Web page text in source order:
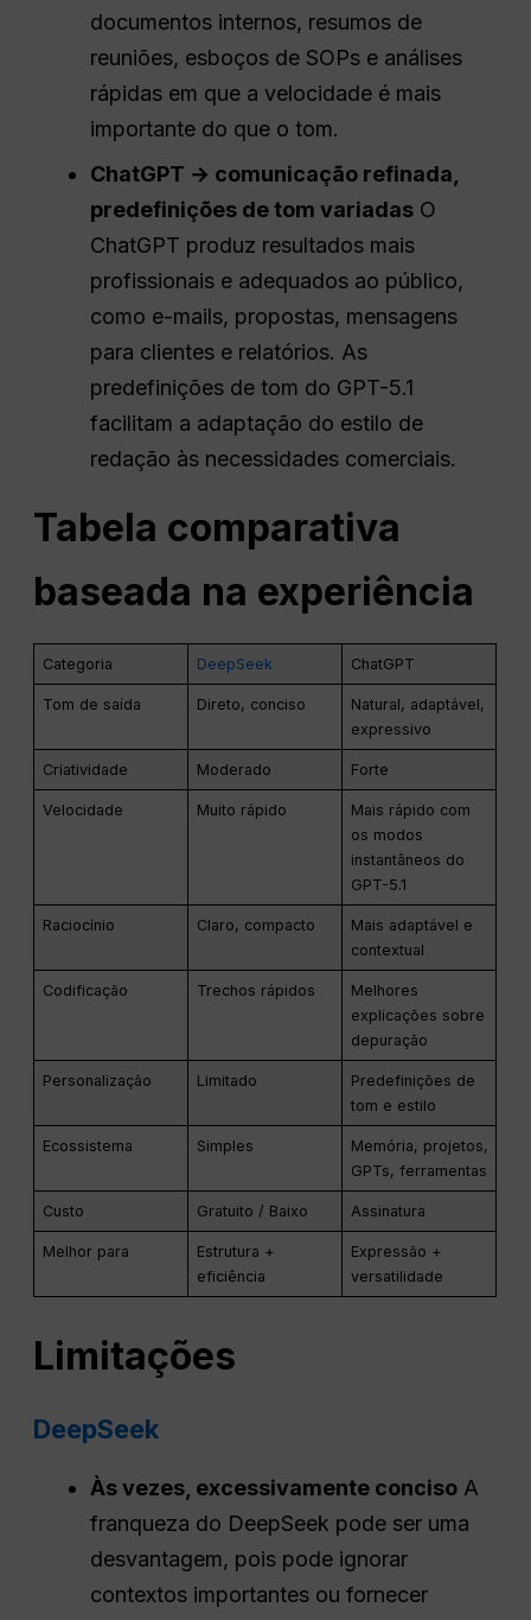
documentos internos, resumos de
reuniões, esboços de SOPs e análises
rápidas em que a velocidade é mais
importante do que o tom.
ChatGPT → comunicação refinada,
predefinições de tom variadas O
ChatGPT produz resultados mais
profissionais e adequados ao público,
como e-mails, propostas, mensagens
para clientes e relatórios. As
predefinições de tom do GPT-5.1
facilitam a adaptação do estilo de
redação às necessidades comerciais.
Tabela comparativa
baseada na experiência
Categoria DeepSeek ChatGPT
Tom de saída Direto, conciso
Natural, adaptável,
expressivo
Criatividade Moderado Forte
Velocidade Muito rápido
Mais rápido com
os modos
instantâneos do
GPT-5.1
Raciocínio Claro, compacto
Mais adaptável e
contextual
Codificação Trechos rápidos
Melhores
explicações sobre
depuração
Personalização Limitado
Predefinições de
tom e estilo
Ecossistema Simples
Memória, projetos,
GPTs, ferramentas
Custo Gratuito / Baixo Assinatura
Melhor para
Estrutura +
eficiência
Expressão +
versatilidade
Limitações
DeepSeek
Às vezes, excessivamente conciso A
franqueza do DeepSeek pode ser uma
desvantagem, pois pode ignorar
contextos importantes ou fornecer